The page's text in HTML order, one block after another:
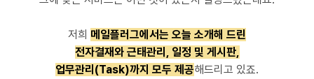
저희 메일플러그에서는 오늘 소개해 드린
전자결재와 근태관리, 일정 및 게시판,
업무관리(Task)까지 모두 제공해드리고 있죠.